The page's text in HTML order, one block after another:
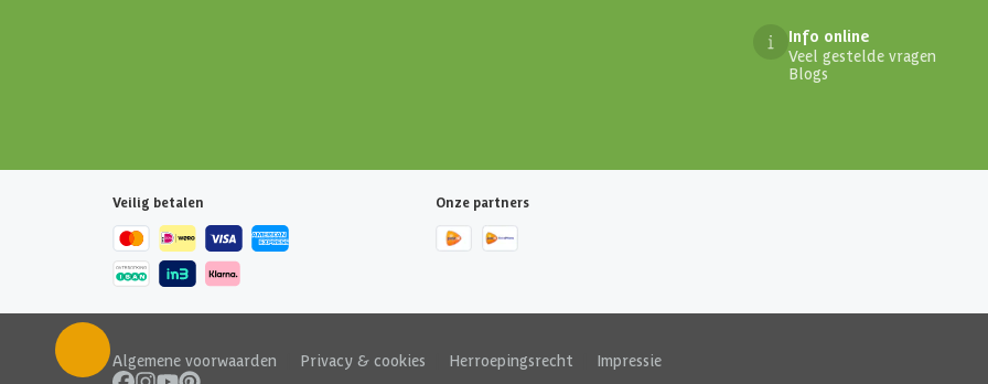
Info online
Veel gestelde vragen
Blogs
Veilig betalen Onze partners
Algemene voorwaarden Privacy & cookies Herroepingsrecht Impressie